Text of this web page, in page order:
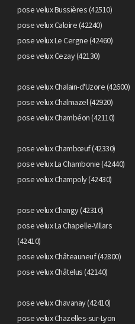
pose velux Bussières (42510)
pose velux Caloire (42240)
pose velux Le Cergne (42460)
pose velux Cezay (42130)
pose velux Chalain-d'Uzore (42600)
pose velux Chalmazel (42920)
pose velux Chambéon (42110)
pose velux Chambœuf (42330)
pose velux La Chambonie (42440)
pose velux Champoly (42430)
pose velux Changy (42310)
pose velux La Chapelle-Villars
(42410)
pose velux Châteauneuf (42800)
pose velux Châtelus (42140)
pose velux Chavanay (42410)
pose velux Chazelles-sur-Lyon